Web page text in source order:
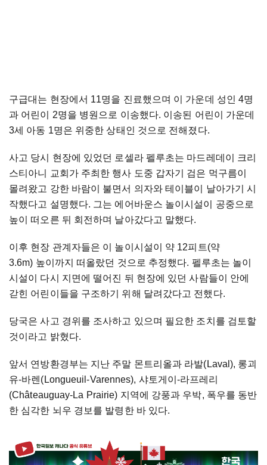
구급대는 현장에서 11명을 진료했으며 이 가운데 성인 4명
과 어린이 2명을 병원으로 이송했다. 이송된 어린이 가운데
3세 아동 1명은 위중한 상태인 것으로 전해졌다.
사고 당시 현장에 있었던 로셀라 펠루초는 마드레데이 크리
스티아니 교회가 주최한 행사 도중 갑자기 검은 먹구름이
몰려왔고 강한 바람이 불면서 의자와 테이블이 날아가기 시
작했다고 설명했다. 그는 에어바운스 놀이시설이 공중으로
높이 떠오른 뒤 회전하며 날아갔다고 말했다.
이후 현장 관계자들은 이 놀이시설이 약 12피트(약
3.6m) 높이까지 떠올랐던 것으로 추정했다. 펠루초는 놀이
시설이 다시 지면에 떨어진 뒤 현장에 있던 사람들이 안에
갇힌 어린이들을 구조하기 위해 달려갔다고 전했다.
당국은 사고 경위를 조사하고 있으며 필요한 조치를 검토할
것이라고 밝혔다.
앞서 연방환경부는 지난 주말 몬트리올과 라발(Laval), 롱괴
유-바렌(Longueuil-Varennes), 샤토게이-라프레리
(Châteauguay-La Prairie) 지역에 강풍과 우박, 폭우를 동반
한 심각한 뇌우 경보를 발령한 바 있다.